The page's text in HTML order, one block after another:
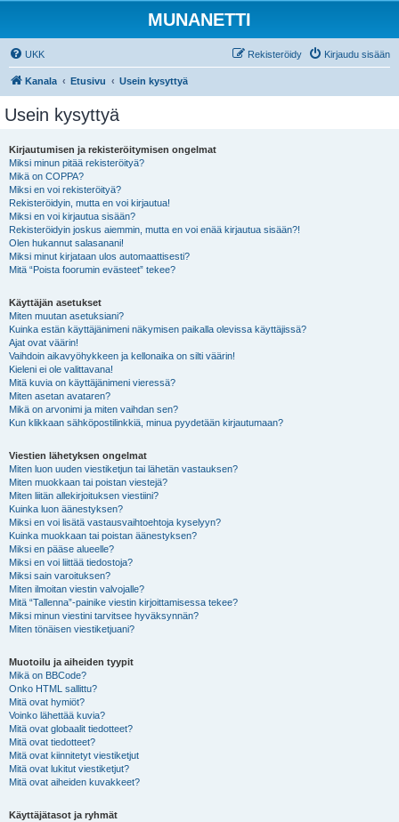
MUNANETTI
UKK Kirjaudu sisään
Rekisteröidy
Kanala Etusivu Usein kysyttyä
Usein kysyttyä
Kirjautumisen ja rekisteröitymisen ongelmat
Miksi minun pitää rekisteröityä?
Mikä on COPPA?
Miksi en voi rekisteröityä?
Rekisteröidyin, mutta en voi kirjautua!
Miksi en voi kirjautua sisään?
Rekisteröidyin joskus aiemmin, mutta en voi enää kirjautua sisään?!
Olen hukannut salasanani!
Miksi minut kirjataan ulos automaattisesti?
Mitä “Poista foorumin evästeet” tekee?
Käyttäjän asetukset
Miten muutan asetuksiani?
Kuinka estän käyttäjänimeni näkymisen paikalla olevissa käyttäjissä?
Ajat ovat väärin!
Vaihdoin aikavyöhykkeen ja kellonaika on silti väärin!
Kieleni ei ole valittavana!
Mitä kuvia on käyttäjänimeni vieressä?
Miten asetan avataren?
Mikä on arvonimi ja miten vaihdan sen?
Kun klikkaan sähköpostilinkkiä, minua pyydetään kirjautumaan?
Viestien lähetyksen ongelmat
Miten luon uuden viestiketjun tai lähetän vastauksen?
Miten muokkaan tai poistan viestejä?
Miten liitän allekirjoituksen viestiini?
Kuinka luon äänestyksen?
Miksi en voi lisätä vastausvaihtoehtoja kyselyyn?
Kuinka muokkaan tai poistan äänestyksen?
Miksi en pääse alueelle?
Miksi en voi liittää tiedostoja?
Miksi sain varoituksen?
Miten ilmoitan viestin valvojalle?
Mitä “Tallenna”-painike viestin kirjoittamisessa tekee?
Miksi minun viestini tarvitsee hyväksynnän?
Miten tönäisen viestiketjuani?
Muotoilu ja aiheiden tyypit
Mikä on BBCode?
Onko HTML sallittu?
Mitä ovat hymiöt?
Voinko lähettää kuvia?
Mitä ovat globaalit tiedotteet?
Mitä ovat tiedotteet?
Mitä ovat kiinnitetyt viestiketjut
Mitä ovat lukitut viestiketjut?
Mitä ovat aiheiden kuvakkeet?
Käyttäjätasot ja ryhmät